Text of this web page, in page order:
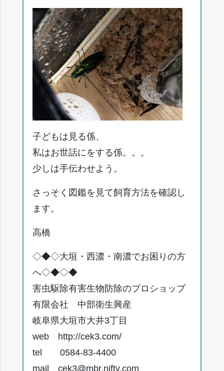
子どもは見る係、
私はお世話にをする係。。。
少しは手伝わせよう。
さっそく図鑑を見て飼育方法を確認し
ます。
高橋
◇◆◇大垣・西濃・南濃でお困りの方
へ◇◆◇◆
害虫駆除有害生物防除のプロショップ
有限会社 中部衛生興産
岐阜県大垣市大井3丁目
web
http://cek3.com/
tel 0584-83-4400
mail cek3@mbr.nifty.com